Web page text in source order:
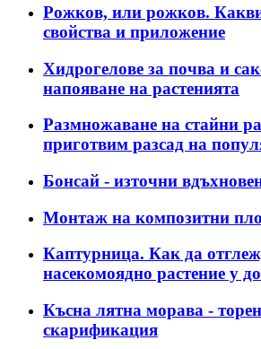
Рожков, или рожков. Какви
свойства и приложение
Хидрогелове за почва и
напояване на растенията
Размножаване на стайни
приготвим разсад на
Бонсай - източни
Монтаж на композитни
Каптурница. Как да
насекомоядно растение у
Късна лятна морава -
скарификация